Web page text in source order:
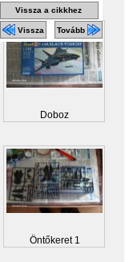
Vissza a cikkhez
Vissza Tovább
Doboz
Öntőkeret 1